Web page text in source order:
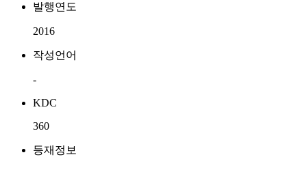
발행연도
2016
작성언어
-
KDC
360
등재정보